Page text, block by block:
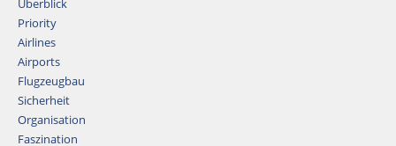
Überblick
Priority
Airlines
Airports
Flugzeugbau
Sicherheit
Organisation
Faszination